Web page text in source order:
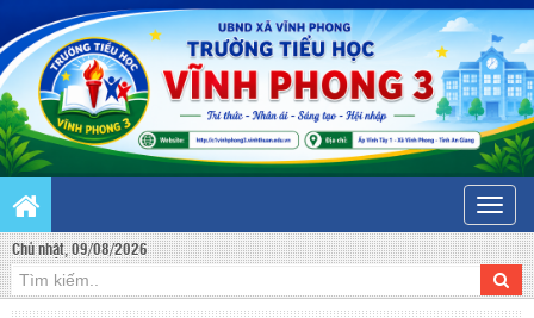
Toggle
Chủ nhật, 09/08/2026